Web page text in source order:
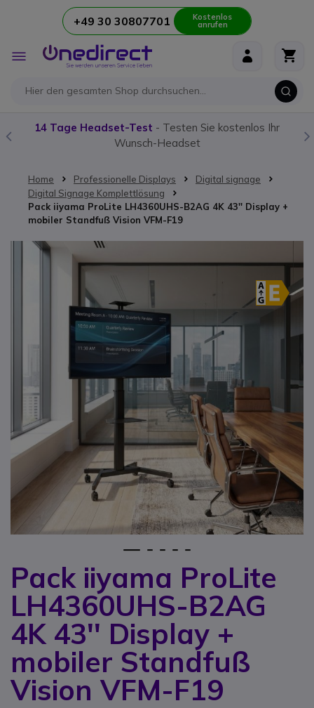
Zum Inhalt springen+49 30 30807701 Kostenlos
anrufen
Navigation
umschalten
14 Tage Headset-Test - Testen Sie kostenlos Ihr
Wunsch-Headset
Home Professionelle Displays
Digital signage
Digital Signage Komplettlösung
Pack iiyama ProLite LH4360UHS-B2AG 4K 43'' Display +
mobiler Standfuß Vision VFM-F19
Pack iiyama ProLite
LH4360UHS-B2AG
4K 43'' Display +
mobiler Standfuß
Vision VFM-F19
Zum Ende der Bildgalerie springen
Zum Anfang der Bildgalerie springen